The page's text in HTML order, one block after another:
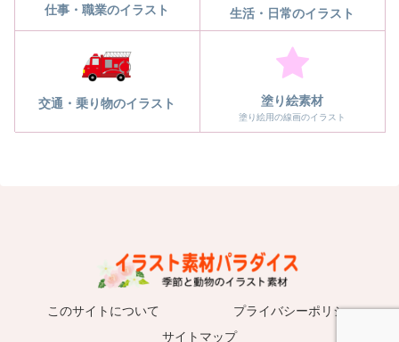
仕事・職業のイラスト 生活・日常のイラスト
交通・乗り物のイラスト 塗り絵素材
塗り絵用の線画のイラスト
このサイトについて
プライバシーポリシー
サイトマップ